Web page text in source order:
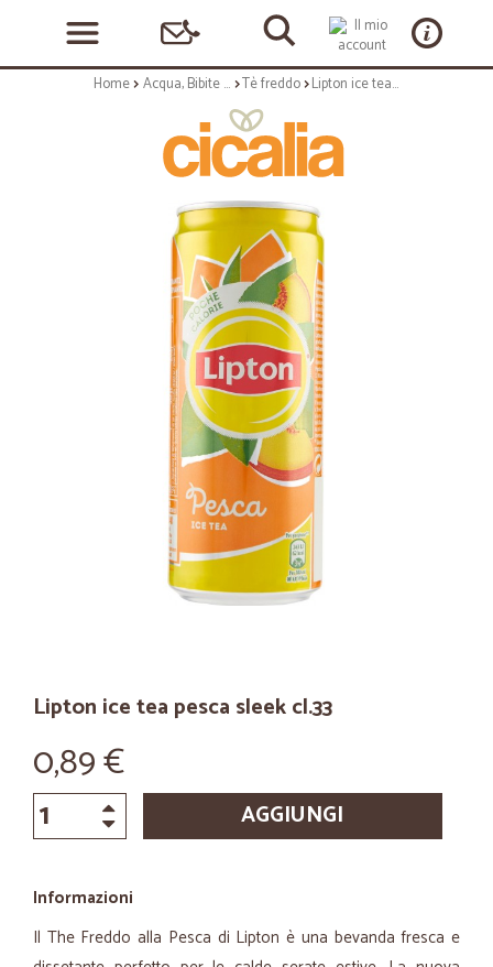
Home Acqua, Bibite e Alcolici Tè freddo Lipton ice tea pesca sleek cl.33
Lipton ice tea pesca sleek cl.33
0,89 €
AGGIUNGI
Informazioni
Il The Freddo alla Pesca di Lipton è una bevanda fresca e